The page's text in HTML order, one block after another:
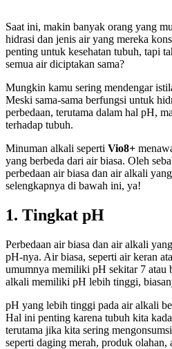
Saat ini, makin banyak orang yang
hidrasi dan jenis air yang mereka
penting untuk kesehatan tubuh, tapi
semua air diciptakan sama?
Mungkin kamu sering mendengar
Meski sama-sama berfungsi untuk
perbedaan, terutama dalam hal pH,
terhadap tubuh.
Minuman alkali seperti Vio8+
yang berbeda dari air biasa. Oleh
perbedaan air biasa dan air alkali
selengkapnya di bawah ini, ya!
1. Tingkat pH
Perbedaan air biasa dan air alkali
pH-nya. Air biasa, seperti air keran
umumnya memiliki pH sekitar 7 atau
alkali memiliki pH lebih tinggi,
pH yang lebih tinggi pada air alkali
Hal ini penting karena tubuh kita
terutama jika kita sering
seperti daging merah, produk olahan,